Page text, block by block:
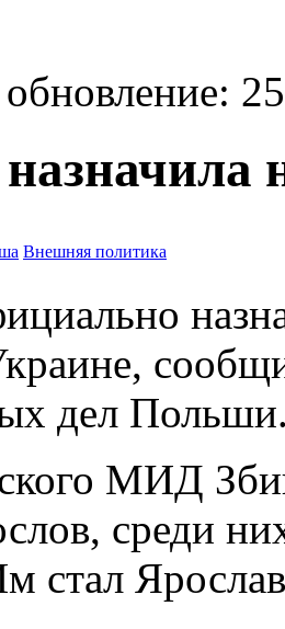
Внешняя политика
дел
МИД
среди
стал